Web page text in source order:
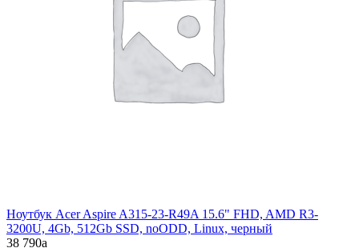
Ноутбук Acer Aspire A315-23-R49A 15.6" FHD, AMD R3-
3200U, 4Gb, 512Gb SSD, noODD, Linux, черный
38 790a